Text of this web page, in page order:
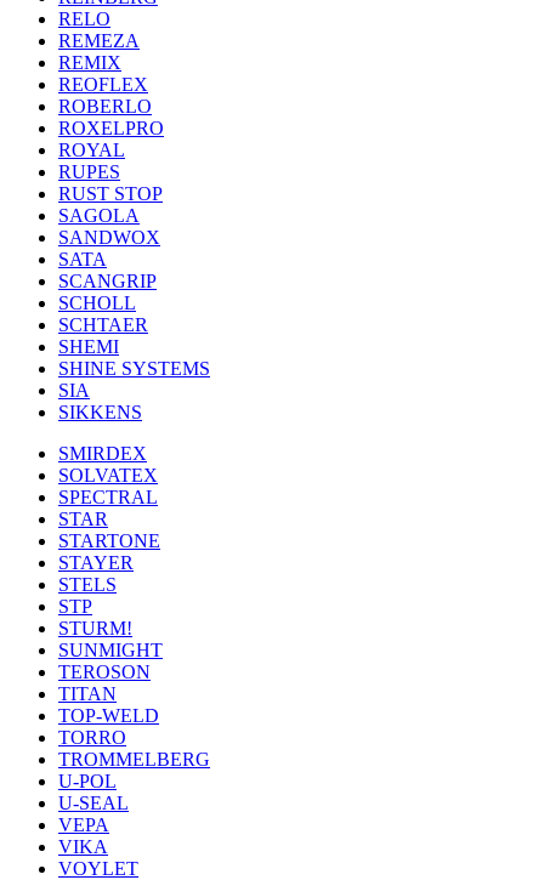
RELO
REMEZA
REMIX
REOFLEX
ROBERLO
ROXELPRO
ROYAL
RUPES
RUST STOP
SAGOLA
SANDWOX
SATA
SCANGRIP
SCHOLL
SCHTAER
SHEMI
SHINE SYSTEMS
SIA
SIKKENS
SMIRDEX
SOLVATEX
SPECTRAL
STAR
STARTONE
STAYER
STELS
STP
STURM!
SUNMIGHT
TEROSON
TITAN
TOP-WELD
TORRO
TROMMELBERG
U-POL
U-SEAL
VEPA
VIKA
VOYLET